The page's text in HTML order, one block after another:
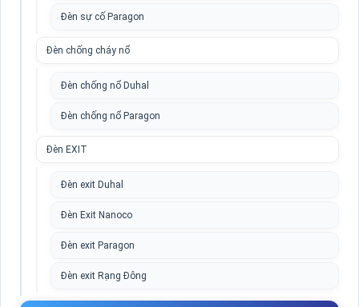
Đèn sự cố Paragon
Đèn chống cháy nổ
Đèn chống nổ Duhal
Đèn chống nổ Paragon
Đèn EXIT
Đèn exit Duhal
Đèn Exit Nanoco
Đèn exit Paragon
Đèn exit Rạng Đông